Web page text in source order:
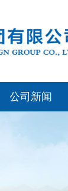
公司新闻